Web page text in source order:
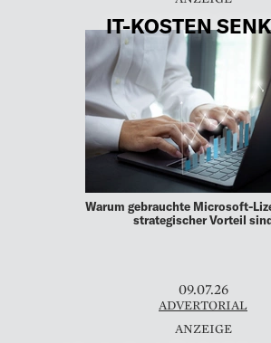
IT-KOSTEN
Warum gebrauchte Microsoft-
strategischer Vorteil
09.07.26
ADVERTORIAL